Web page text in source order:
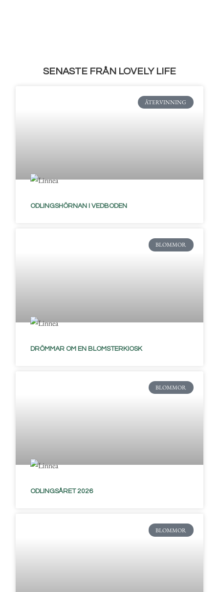
SENASTE FRÅN LOVELY LIFE
ÅTERVINNING
ODLINGSHÖRNAN I VEDBODEN
BLOMMOR
DRÖMMAR OM EN BLOMSTERKIOSK
BLOMMOR
ODLINGSÅRET 2026
BLOMMOR